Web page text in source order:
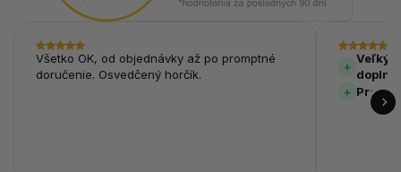
Všetko OK, od objednávky až po promptné
doručenie. Osvedčený horčík.
Veľký